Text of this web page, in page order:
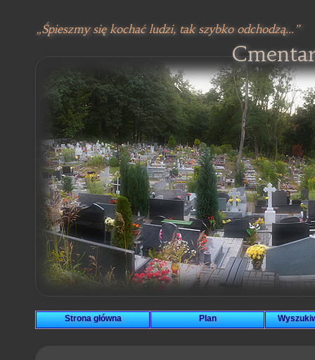
„Śpieszmy się kochać ludzi, tak szybko odchodzą...”
Strona główna Plan